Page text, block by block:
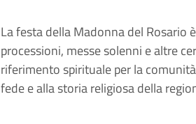
La festa della Madonna del Rosario
processioni, messe solenni e altre
riferimento spirituale per la
fede e alla storia religiosa della